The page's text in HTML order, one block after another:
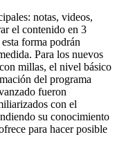
notas, videos,
el contenido en 3
forma podrán
Para los nuevos
millas, el nivel básico
del programa
fueron
con el
su conocimiento
para hacer posible